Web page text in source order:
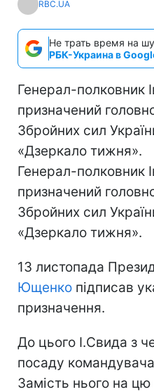
RBC.UA
Не трать время на
РБК-Украина в
Генерал-полковник
призначений
Збройних сил
«Дзеркало тижня».
Генерал-полковник
призначений
Збройних сил
«Дзеркало тижня».
13 листопада
Ющенко підписав
призначення.
До цього І.Свида з
посаду
Замість нього на